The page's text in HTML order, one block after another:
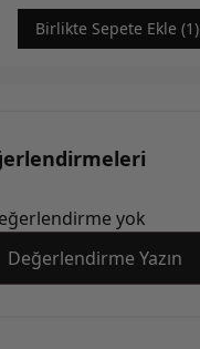
Birlikte Sepete Ekle (1)
yok
Değerlendirme Yazın